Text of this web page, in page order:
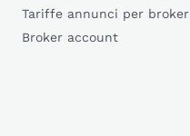
Tariffe annunci per broker
Broker account